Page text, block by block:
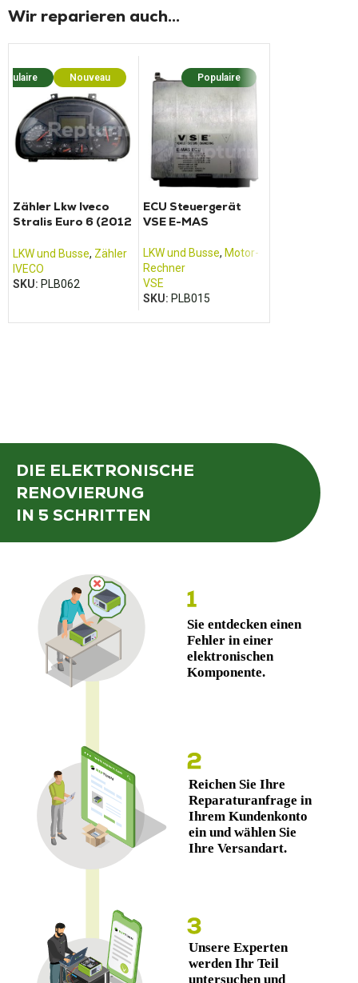
Wir reparieren auch...
Nouveau
Zähler Lkw Iveco
Stralis Euro 6 (2012
LKW und Busse, Zähler
IVECO
SKU: PLB062
Populaire
ECU Steuergerät
VSE E-MAS
LKW und Busse, Motor-
Rechner
VSE
SKU: PLB015
Populaire
DIE ELEKTRONISCHE
RENOVIERUNG
IN 5 SCHRITTEN